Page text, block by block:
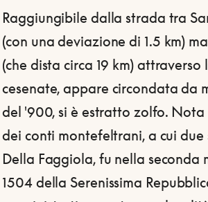
Raggiungibile dalla strada tra
(con una deviazione di 1.5 km)
(che dista circa 19 km)
cesenate, appare circondata da
del '900, si è estratto zolfo. Nota
dei conti montefeltrani, a cui
Della Faggiola, fu nella
1504 della Serenissima